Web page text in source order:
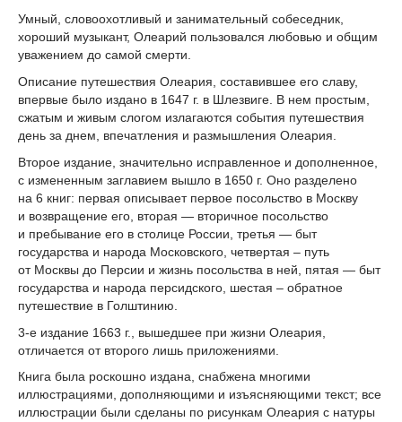
Умный, словоохотливый и занимательный собеседник,
хороший музыкант, Олеарий пользовался любовью и общим
уважением до самой смерти.
Описание путешествия Олеария, составившее его славу,
впервые было издано в 1647 г. в Шлезвиге. В нем простым,
сжатым и живым слогом излагаются события путешествия
день за днем, впечатления и размышления Олеария.
Второе издание, значительно исправленное и дополненное,
с измененным заглавием вышло в 1650 г. Оно разделено
на 6 книг: первая описывает первое посольство в Москву
и возвращение его, вторая — вторичное посольство
и пребывание его в столице России, третья — быт
государства и народа Московского, четвертая – путь
от Москвы до Персии и жизнь посольства в ней, пятая — быт
государства и народа персидского, шестая – обратное
путешествие в Голштинию.
3-е издание 1663 г., вышедшее при жизни Олеария,
отличается от второго лишь приложениями.
Книга была роскошно издана, снабжена многими
иллюстрациями, дополняющими и изъясняющими текст; все
иллюстрации были сделаны по рисункам Олеария с натуры